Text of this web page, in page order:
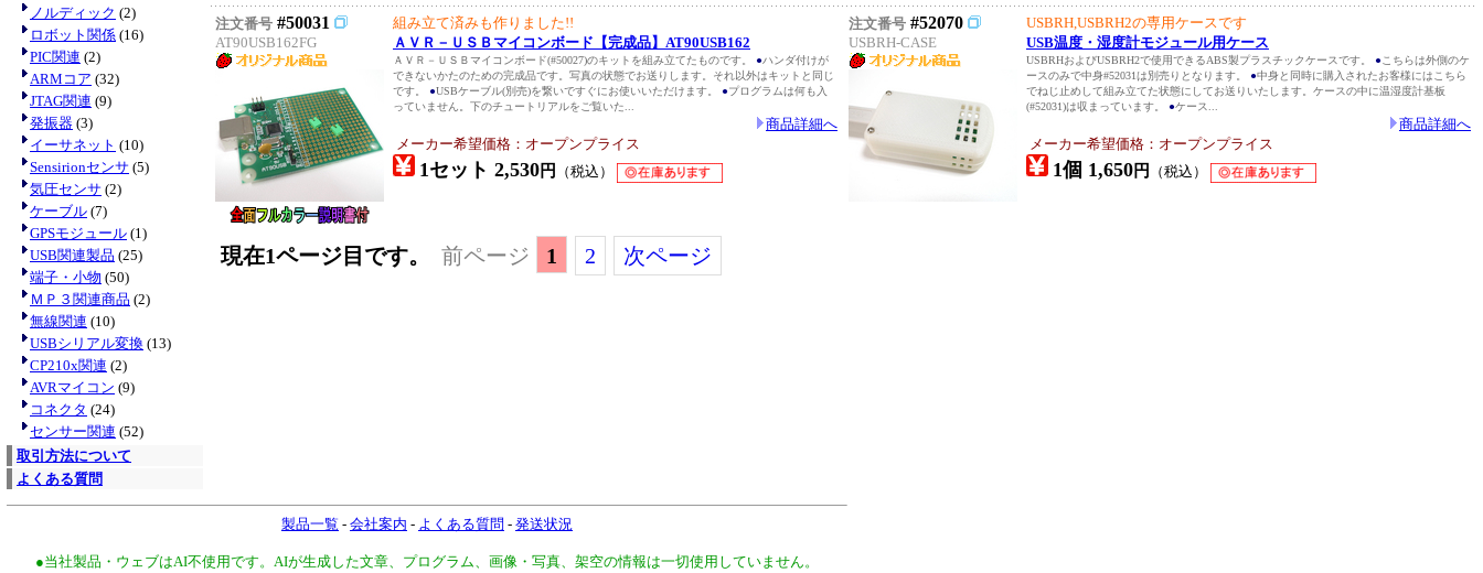
ノルディック (2)
ロボット関係 (16)
PIC関連 (2)
ARMコア (32)
JTAG関連 (9)
発振器 (3)
イーサネット (10)
Sensirionセンサ (5)
気圧センサ (2)
ケーブル (7)
GPSモジュール (1)
USB関連製品 (25)
端子・小物 (50)
ＭＰ３関連商品 (2)
無線関連 (10)
USBシリアル変換 (13)
CP210x関連 (2)
AVRマイコン (9)
コネクタ (24)
センサー関連 (52)
取引方法について
よくある質問
注文番号 #50031
AT90USB162FG
組み立て済みも作りました!!
ＡＶＲ－ＵＳＢマイコンボード【完成品】AT90USB162
ＡＶＲ－ＵＳＢマイコンボード(#50027)のキットを組み立てたものです。 ●ハンダ付けが
できないかたのための完成品です。写真の状態でお送りします。それ以外はキットと同じ
です。 ●USBケーブル(別売)を繋いですぐにお使いいただけます。 ●プログラムは何も入
っていません。下のチュートリアルをご覧いた...
商品詳細へ
メーカー希望価格：オープンプライス
1セット 2,530円 （税込）
注文番号 #52070
USBRH-CASE
USBRH,USBRH2の専用ケースです
USB温度・湿度計モジュール用ケース
USBRHおよびUSBRH2で使用できるABS製プラスチックケースです。 ● こちらは外側のケ
ースのみで中身#52031は別売りとなります。 ●中身と同時に購入されたお客様にはこちら
でねじ止めして組み立てた状態にしてお送りいたします。ケースの中に温湿度計基板
(#52031)は収まっています。 ●ケース...
商品詳細へ
メーカー希望価格：オープンプライス
1個 1,650円 （税込）
現在1ページ目です。 前ページ 1 2 次ページ
製品一覧 - 会社案内 - よくある質問 - 発送状況
●当社製品・ウェブはAI不使用です。AIが生成した文章、プログラム、画像・写真、架空の情報は一切使用していません。